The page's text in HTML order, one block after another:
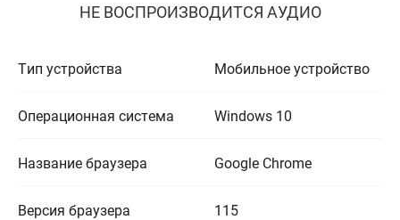
НЕ ВОСПРОИЗВОДИТСЯ АУДИО
Тип устройства Мобильное устройство
Операционная система Windows 10
Название браузера Google Chrome
Версия браузера 115